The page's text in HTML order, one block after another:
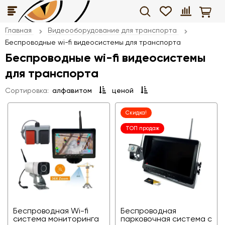
Главная
Видеооборудование для транспорта
Беспроводные wi-fi видеосистемы для транспорта
Беспроводные wi-fi видеосистемы
для транспорта
Сортировка: алфавитом ценой
Беспроводная Wi-fi
система мониторинга
Скидка!
ТОП продаж
Беспроводная
парковочная система с